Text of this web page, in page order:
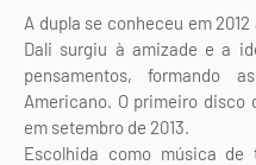
A dupla se conheceu em
Dali surgiu à amizade e a
pensamentos, formando
Americano. O primeiro disco
em setembro de 2013.
Escolhida como música de